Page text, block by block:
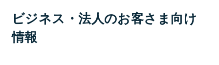
ビジネス・法人のお客さま向け
情報